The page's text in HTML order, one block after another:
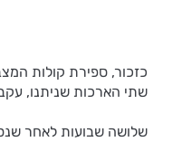
שתי הארכות שניתנו,
שלושה שבועות לאחר